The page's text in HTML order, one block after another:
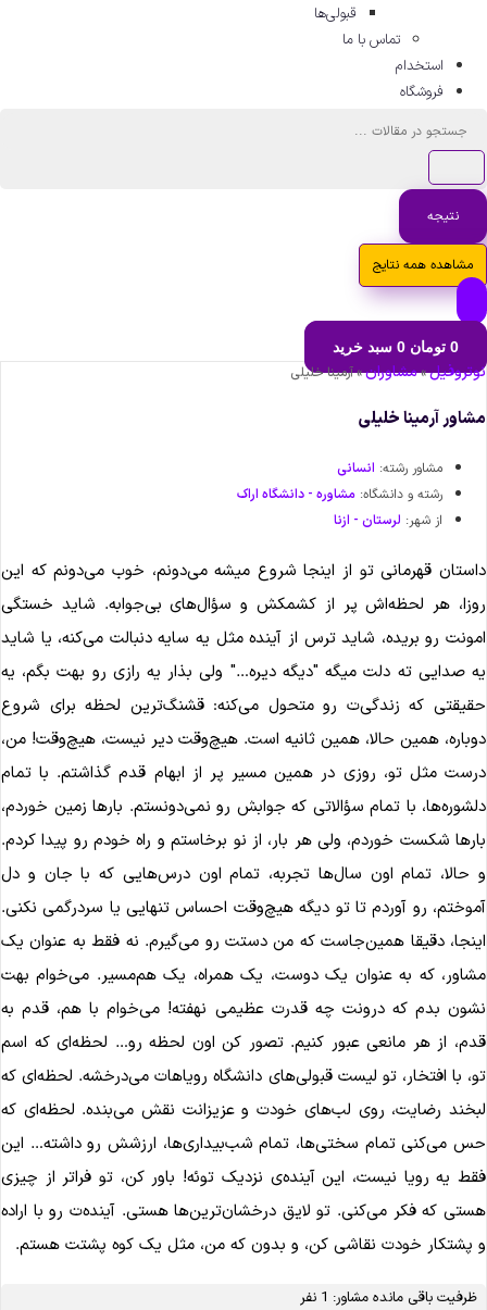
قبولی‌ها
تماس با ما
استخدام
فروشگاه
نتیجه
مشاهده همه نتایج
تومان 0 سبد خرید
»مشاوران»آرمینا خلیلی
آرمینا خلیلی
مشاور رشته:انسانی
رشته و دانشگاه:مشاوره - دانشگاه اراک
از شهر:لرستان - ازنا
قهرمانی تو از اینجا شروع میشه می‌دونم، خوب می‌دونم که این
هر لحظه‌اش پر از کشمکش و سؤال‌های بی‌جوابه. شاید خستگی
رو بریده، شاید ترس از آینده مثل یه سایه دنبالت می‌کنه، یا شاید
صدایی ته دلت میگه "دیگه دیره…" ولی بذار یه رازی رو بهت بگم، یه
که زندگی‌ت رو متحول می‌کنه: قشنگ‌ترین لحظه برای شروع
همین حالا، همین ثانیه است. هیچ‌وقت دیر نیست، هیچ‌وقت! من،
مثل تو، روزی در همین مسیر پر از ابهام قدم گذاشتم. با تمام
با تمام سؤالاتی که جوابش رو نمی‌دونستم. بارها زمین خوردم،
شکست خوردم، ولی هر بار، از نو برخاستم و راه خودم رو پیدا کردم.
حالا، تمام اون سال‌ها تجربه، تمام اون درس‌هایی که با جان و دل
رو آوردم تا تو دیگه هیچ‌وقت احساس تنهایی یا سردرگمی نکنی.
دقیقا همین‌جاست که من دستت رو می‌گیرم. نه فقط به عنوان یک
که به عنوان یک دوست، یک همراه، یک هم‌مسیر. می‌خوام بهت
بدم که درونت چه قدرت عظیمی نهفته! می‌خوام با هم، قدم به
از هر مانعی عبور کنیم. تصور کن اون لحظه رو… لحظه‌ای که اسم
با افتخار، تو لیست قبولی‌های دانشگاه رویاهات می‌درخشه. لحظه‌ای که
رضایت، روی لب‌های خودت و عزیزانت نقش می‌بنده. لحظه‌ای که
می‌کنی تمام سختی‌ها، تمام شب‌بیداری‌ها، ارزشش رو داشته… این
یه رویا نیست، این آینده‌ی نزدیک توئه! باور کن، تو فراتر از چیزی
که فکر می‌کنی. تو لایق درخشان‌ترین‌ها هستی. آینده‌ت رو با اراده
پشتکار خودت نقاشی کن، و بدون که من، مثل یک کوه پشتت هستم.
ظرفیت باقی مانده مشاور: 1 نفر